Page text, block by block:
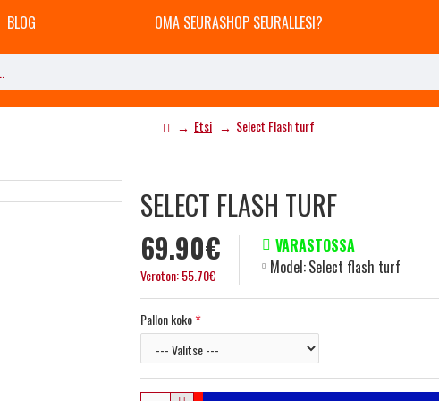
BLOG OMA SEURASHOP SEURALLESI?
Etsi Select Flash turf
SELECT FLASH TURF
69.90€
Veroton: 55.70€
VARASTOSSA
Model:Select flash turf
Pallon koko